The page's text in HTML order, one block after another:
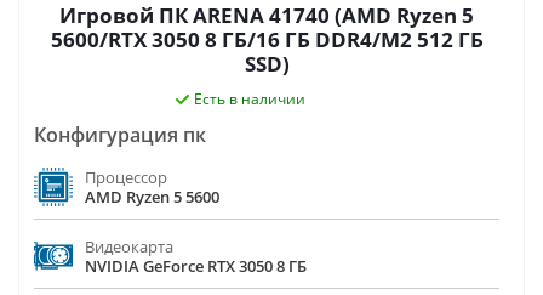
Игровой ПК ARENA 41740 (AMD Ryzen 5
5600/RTX 3050 8 ГБ/16 ГБ DDR4/M2 512 ГБ
SSD)
Есть в наличии
Конфигурация пк
Процессор
AMD Ryzen 5 5600
Видеокарта
NVIDIA GeForce RTX 3050 8 ГБ